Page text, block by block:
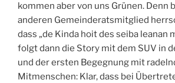
kommen aber von uns Grünen. Denn
anderen Gemeinderatsmitglied
dass „de Kinda hoit des seiba leanan
folgt dann die Story mit dem SUV in
und der ersten Begegnung mit
Mitmenschen: Klar, dass bei